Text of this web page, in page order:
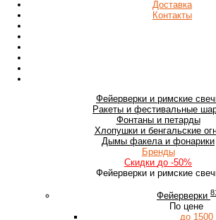
Доставка
Контакты
Фейерверки и римские
Ракеты и фестивальные
Фонтаны и петарды
Хлопушки и бенгальские
Дымы факела и фонарики
Бренды
Скидки до -50%
Фейерверки и римские
Фейерверки
По цене
до 1500